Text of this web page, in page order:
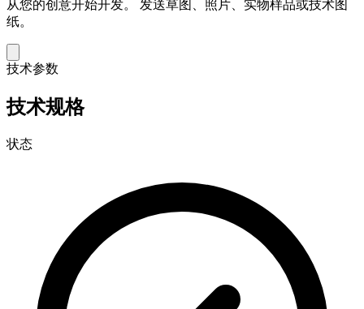
从您的创意开始开发。 发送草图、照片、实物样品或技术图
纸。
技术参数
技术规格
状态